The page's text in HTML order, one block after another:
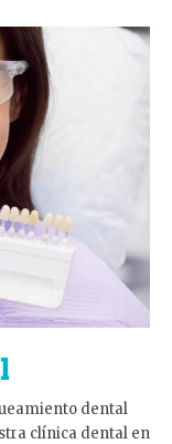
dental
clínica dental en